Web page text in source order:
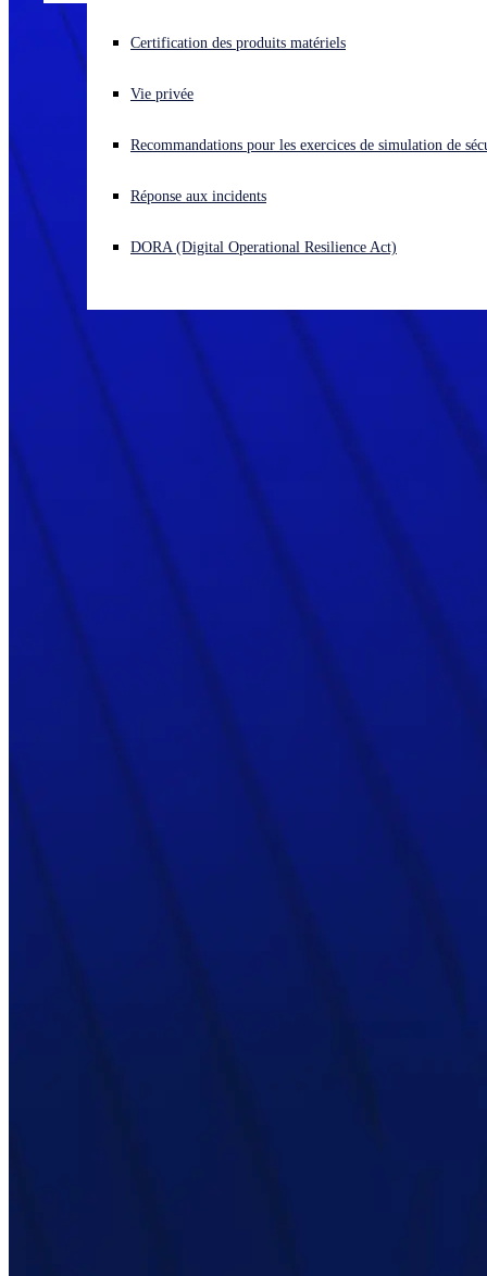
Vous subissez une cyberattaque ? Obtenez une aide immédiate.
Se connecter
Open language switcher
Certification des produits matériels
Vie privée
Recommandations pour les exercices de simulation de
Réponse aux incidents
DORA (Digital Operational Resilience Act)